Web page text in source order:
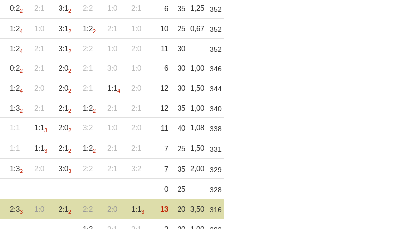
0:22 2:1 3:12 2:2 1:0 2:1 6 35 1,25 352
1:24 1:0 3:12 1:22 2:1 1:0 10 25 0,67 352
1:24 2:1 3:12 2:2 1:0 2:0 11 30 352
0:22 2:1 2:02 2:1 3:0 1:0 6 30 1,00 346
1:24 2:0 2:02 2:1 1:14 2:0 12 30 1,50 344
1:32 2:1 2:12 1:22 2:1 2:1 12 35 1,00 340
1:1 1:13 2:02 3:2 1:0 2:0 11 40 1,08 338
1:1 1:13 2:12 1:22 2:1 2:1 7 25 1,50 331
1:32 2:0 3:03 2:2 2:1 3:2 7 35 2,00 329
0 25 328
2:33 1:0 2:12 2:2 2:0 1:13 13 20 3,50 316